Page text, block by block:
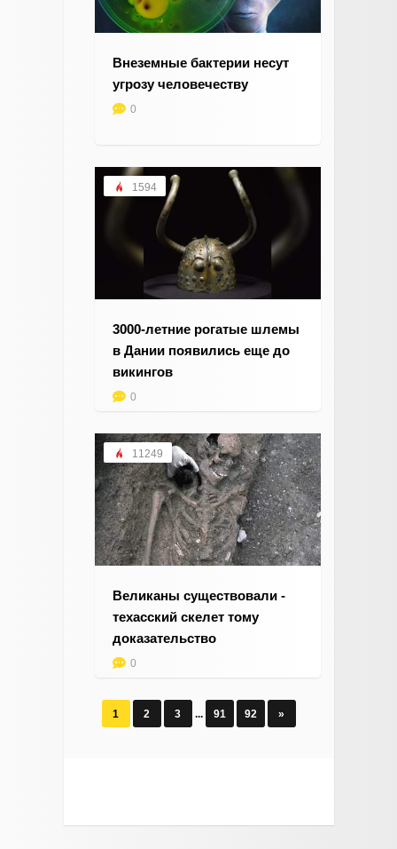
Внеземные бактерии несут
угрозу человечеству
0
1594
3000-летние рогатые шлемы
в Дании появились еще до
викингов
0
11249
Великаны существовали -
техасский скелет тому
доказательство
0
1 2 3 ... 91 92 »